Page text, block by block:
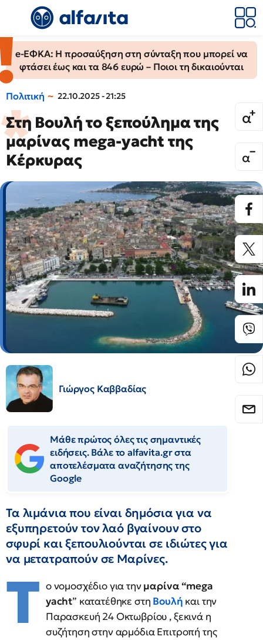
e-ΕΦΚΑ: Η προσαύξηση στη σύνταξη που μπορεί να
φτάσει έως και τα 846 ευρώ – Ποιοι τη δικαιούνται
Πολιτική 22.10.2025 - 21:25
Στη Βουλή το ξεπούλημα της
μαρίνας mega-yacht της
Κέρκυρας
Γιώργος Καββαδίας
Μάθε πρώτος όλες τις σημαντικές
ειδήσεις. Βάλε το alfavita.gr στα
αποτελέσματα αναζήτησης της
Google
Τα λιμάνια που είναι δημόσια για να
εξυπηρετούν τον λαό βγαίνουν στο
σφυρί και ξεπουλιούνται σε ιδιώτες για
να μετατραπούν σε Μαρίνες.
T ο νομοσχέδιο για τηνμαρίνα “mega
yacht” κατατέθηκε στη Βουλή και την
Παρασκευή 24 Οκτωβρίου , ξεκινά η
συζήτηση στην αρμόδια Επιτροπή της